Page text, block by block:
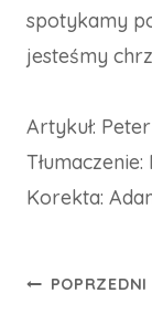
spotykamy
jesteśmy
Artykuł:
Korekta:
POPRZEDNI